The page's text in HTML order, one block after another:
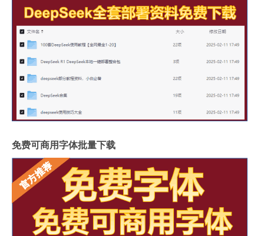
免费可商用字体批量下载